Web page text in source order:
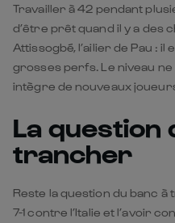
Travailler à 42 pendant
d’être prêt quand il y a des
Attissogbé, l’ailier de Pau :
grosses perfs. Le niveau ne
intègre de nouveaux
La question
trancher
Reste la question du banc
7-1 contre l’Italie et l’avoir